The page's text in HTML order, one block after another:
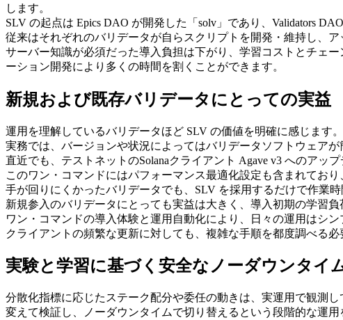
します。
SLV の起点は Epics DAO が開発した「solv」であり、Validators
従来はそれぞれのバリデータが自らスクリプトを開発・維持し、
サーバー知識が必須だった導入負担は下がり、学習コストとチェ
ーション開発により多くの時間を割くことができます。
新規および既存バリデータにとっての実益
運用を理解しているバリデータほど SLV の価値を明確に感じます
実務では、バージョンや状況によってはバリデータソフトウェア
直近でも、テストネットのSolanaクライアント Agave v3 へのアッ
このワン・コマンドにはパフォーマンス最適化設定も含まれてお
手が回りにくかったバリデータでも、SLV を採用するだけで作業
新規参入のバリデータにとっても実益は大きく、導入初期の学習
ワン・コマンドの導入体験と運用自動化により、日々の運用はシ
クライアントの頻繁な更新に対しても、複雑な手順を都度調べる
実験と学習に基づく安全なノーダウンタイ
分散化指標に応じたステーク配分や委任の動きは、実運用で観測
変えて検証し、ノーダウンタイムで切り替えるという段階的な運用